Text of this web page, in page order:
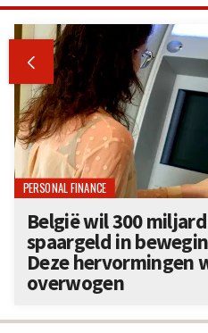

PERSONAL FINANCE
België wil 300
spaargeld in
Deze hervormingen
overwogen